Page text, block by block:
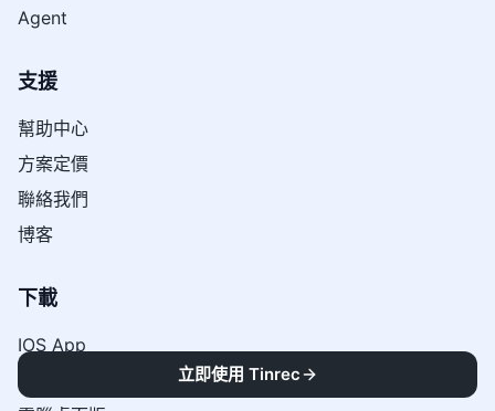
Agent
支援
幫助中心
方案定價
聯絡我們
博客
下載
IOS App
立即使用 Tinrec